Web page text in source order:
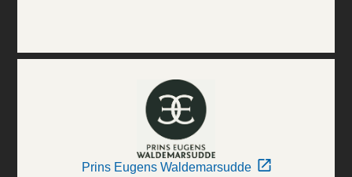
Prins Eugens Waldemarsudde